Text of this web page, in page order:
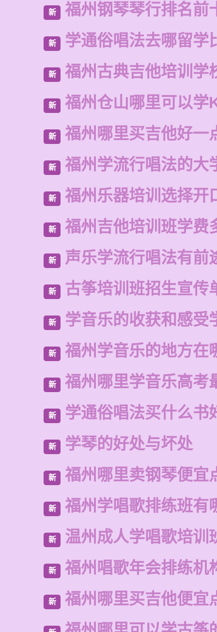
新 福州钢琴琴行排名前
新 学通俗唱法去哪留学
新 福州古典吉他培训学
新 福州仓山哪里可以学
新 福州哪里买吉他好一
新 福州学流行唱法的大
新 福州乐器培训选择开
新 福州吉他培训班学费
新 声乐学流行唱法有前
新 古筝培训班招生宣传
新 学音乐的收获和感受
新 福州学音乐的地方在
新 福州哪里学音乐高考
新 学通俗唱法买什么书
新 学琴的好处与坏处
新 福州哪里卖钢琴便宜
新 福州学唱歌排练班有
新 温州成人学唱歌培训
新 福州唱歌年会排练机
新 福州哪里买吉他便宜